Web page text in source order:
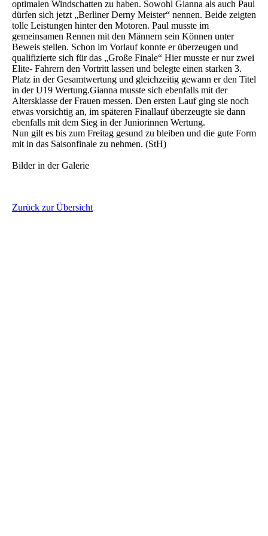
optimalen Windschatten zu haben. Sowohl Gianna als auch Paul
dürfen sich jetzt „Berliner Derny Meister“ nennen. Beide zeigten
tolle Leistungen hinter den Motoren. Paul musste im
gemeinsamen Rennen mit den Männern sein Können unter
Beweis stellen. Schon im Vorlauf konnte er überzeugen und
qualifizierte sich für das „Große Finale“ Hier musste er nur zwei
Elite- Fahrern den Vortritt lassen und belegte einen starken 3.
Platz in der Gesamtwertung und gleichzeitig gewann er den Titel
in der U19 Wertung.Gianna musste sich ebenfalls mit der
Altersklasse der Frauen messen. Den ersten Lauf ging sie noch
etwas vorsichtig an, im späteren Finallauf überzeugte sie dann
ebenfalls mit dem Sieg in der Juniorinnen Wertung.
Nun gilt es bis zum Freitag gesund zu bleiben und die gute Form
mit in das Saisonfinale zu nehmen. (StH)
Bilder in der Galerie
Zurück zur Übersicht